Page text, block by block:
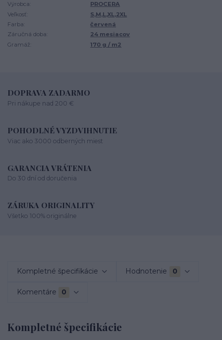
Výrobca:
PROCERA
Veľkosť:
S,M,L,XL,2XL
Farba:
červená
Záručná doba:
24 mesiacov
Gramáž:
170 g / m2
DOPRAVA ZADARMO
Pri nákupe nad 200 €
POHODLNÉ VYZDVIHNUTIE
Viac ako 3000 odberných miest
GARANCIA VRÁTENIA
Do 30 dní od doručenia
ZÁRUKA ORIGINALITY
Všetko 100% originálne
Kompletné špecifikácie Hodnotenie 0
Komentáre 0
Kompletné špecifikácie